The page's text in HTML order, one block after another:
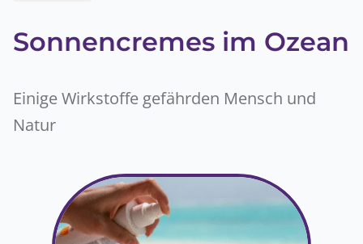
Sonnencremes im Ozean
Einige Wirkstoffe gefährden Mensch und
Natur